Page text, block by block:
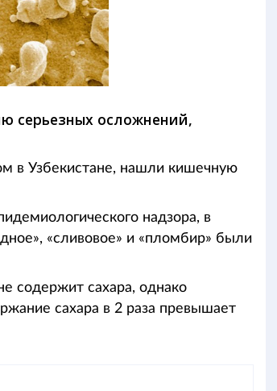
серьезных осложнений,
в Узбекистане, нашли кишечную
надзора, в
«сливовое» и «пломбир» были
содержит сахара, однако
сахара в 2 раза превышает